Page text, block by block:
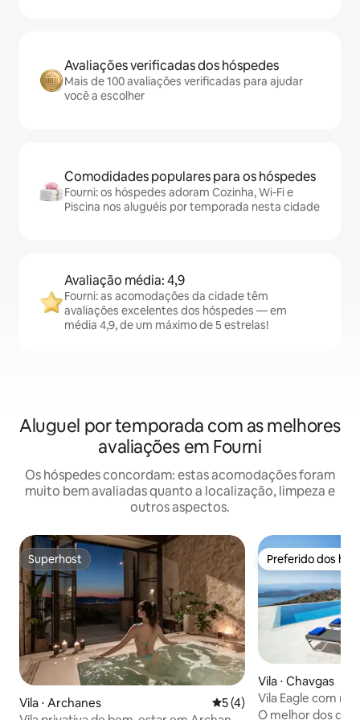
Avaliações verificadas dos hóspedes
Mais de 100 avaliações verificadas para ajudar
você a escolher
Comodidades populares para os hóspedes
Fourni: os hóspedes adoram Cozinha, Wi-Fi e
Piscina nos aluguéis por temporada nesta cidade
Avaliação média: 4,9
Fourni: as acomodações da cidade têm
avaliações excelentes dos hóspedes — em
média 4,9, de um máximo de 5 estrelas!
Aluguel por temporada com as melhores
avaliações em Fourni
Os hóspedes concordam: estas acomodações foram
muito bem avaliadas quanto a localização, limpeza e
outros aspectos.
Superhost
Superhost
Vila ⋅ Archanes 5 de uma avaliação média
5 (4)
Preferido dos
Preferido dos
Vila ⋅ Chavgas
Vila Eagle com
privativa (2 a 10
O melhor dos